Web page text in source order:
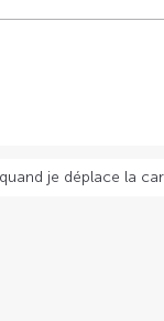
je déplace la